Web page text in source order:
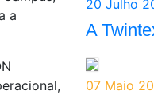
a
20 Julho
A
07 Maio